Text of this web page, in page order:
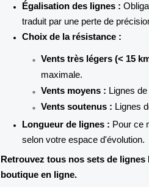
Égalisation des lignes :
traduit par une perte de
Choix de la résistance :
Vents très légers (< 15
maximale.
Vents moyens : Lignes de
Vents soutenus : Lignes
Longueur de lignes : Pour ce
selon votre espace d'évolution.
Retrouvez tous nos sets de
boutique en ligne.